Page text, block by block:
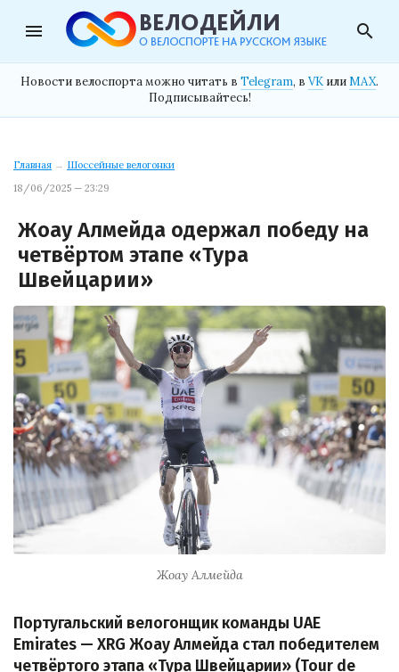
menu search
Новости велоспорта можно читать в Telegram, в VK илиMAX.
Подписывайтесь!
Главная → Шоссейные велогонки
18/06/2025 — 23:29
Жоау Алмейда одержал победу на
четвёртом этапе «Тура
Швейцарии»
Жоау Алмейда
Португальский велогонщик команды UAE
Emirates — XRG Жоау Алмейда стал победителем
четвёртого этапа «Тура Швейцарии» (Tour de